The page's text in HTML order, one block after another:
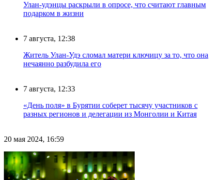
Улан-удэнцы раскрыли в опросе, что считают главным
подарком в жизни
7 августа, 12:38
Житель Улан-Удэ сломал матери ключицу за то, что она
нечаянно разбудила его
7 августа, 12:33
«День поля» в Бурятии соберет тысячу участников с
разных регионов и делегации из Монголии и Китая
20 мая 2024, 16:59